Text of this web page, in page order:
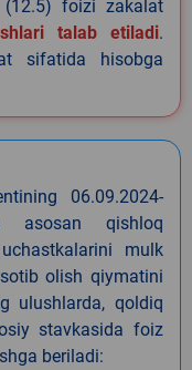
foizi zakalat
talab etiladi.
sifatida hisobga
06.09.2024-
asosan qishloq
mulk
olish qiymatini
ulushlarda, qoldiq
stavkasida foiz
beriladi: